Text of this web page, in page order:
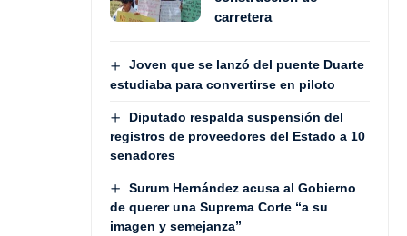
carretera
Joven que se lanzó del puente Duarte
estudiaba para convertirse en piloto
Diputado respalda suspensión del
registros de proveedores del Estado a 10
senadores
Surum Hernández acusa al Gobierno
de querer una Suprema Corte “a su
imagen y semejanza”